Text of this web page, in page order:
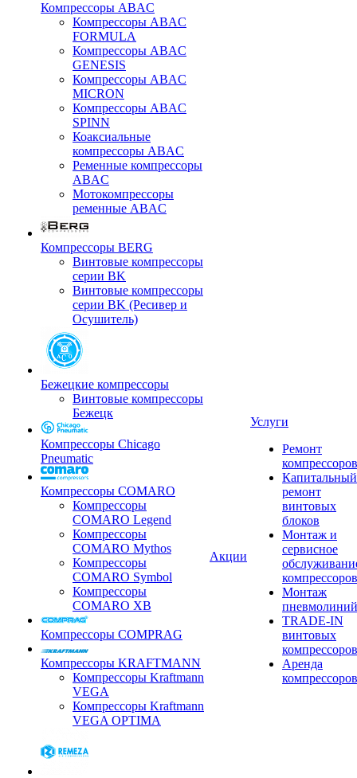
Компрессоры ABAC
Компрессоры ABAC
FORMULA
Компрессоры ABAC
GENESIS
Компрессоры ABAC
MICRON
Компрессоры ABAC
SPINN
Коаксиальные
компрессоры ABAC
Ременные компрессоры
ABAC
Мотокомпрессоры
ременные ABAC
Компрессоры BERG
Винтовые компрессоры
серии BK
Винтовые компрессоры
серии BK (Ресивер и
Осушитель)
Бежецкие компрессоры
Винтовые компрессоры
Бежецк
Компрессоры Chicago
Pneumatic
Компрессоры COMARO
Компрессоры
COMARO Legend
Компрессоры
COMARO Mythos
Компрессоры
COMARO Symbol
Компрессоры
COMARO XB
Компрессоры COMPRAG
Компрессоры KRAFTMANN
Компрессоры Kraftmann
VEGA
Компрессоры Kraftmann
VEGA OPTIMA
Акции
Услуги
Ремонт
компрессоров
Капитальный
ремонт
винтовых
блоков
Монтаж и
сервисное
компрессоров
Монтаж
пневмолиний
TRADE-IN
винтовых
компрессоров
Аренда
компрессоров